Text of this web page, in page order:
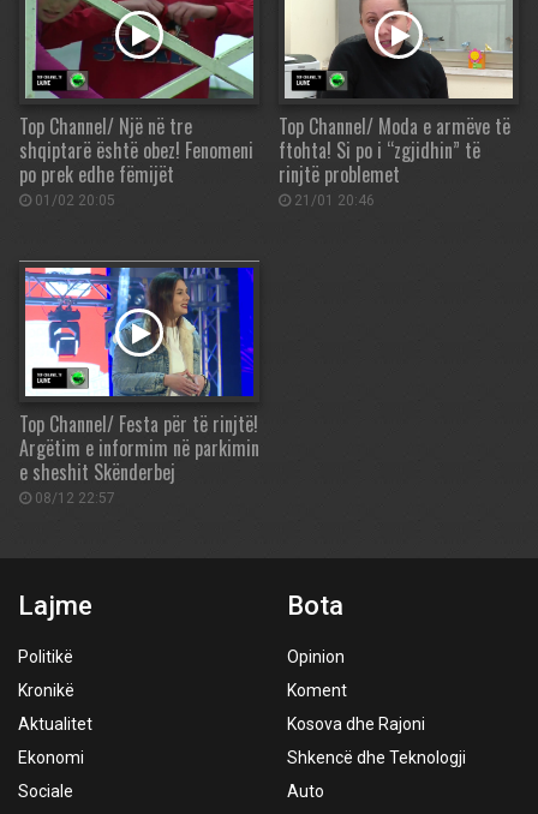
Top Channel/ Një në tre
shqiptarë është obez! Fenomeni
po prek edhe fëmijët
01/02 20:05
Top Channel/ Moda e armëve të
ftohta! Si po i “zgjidhin” të
rinjtë problemet
21/01 20:46
Top Channel/ Festa për të rinjtë!
Argëtim e informim në parkimin
e sheshit Skënderbej
08/12 22:57
Lajme
Politikë
Kronikë
Aktualitet
Ekonomi
Sociale
Bota
Opinion
Koment
Kosova dhe Rajoni
Shkencë dhe Teknologji
Auto